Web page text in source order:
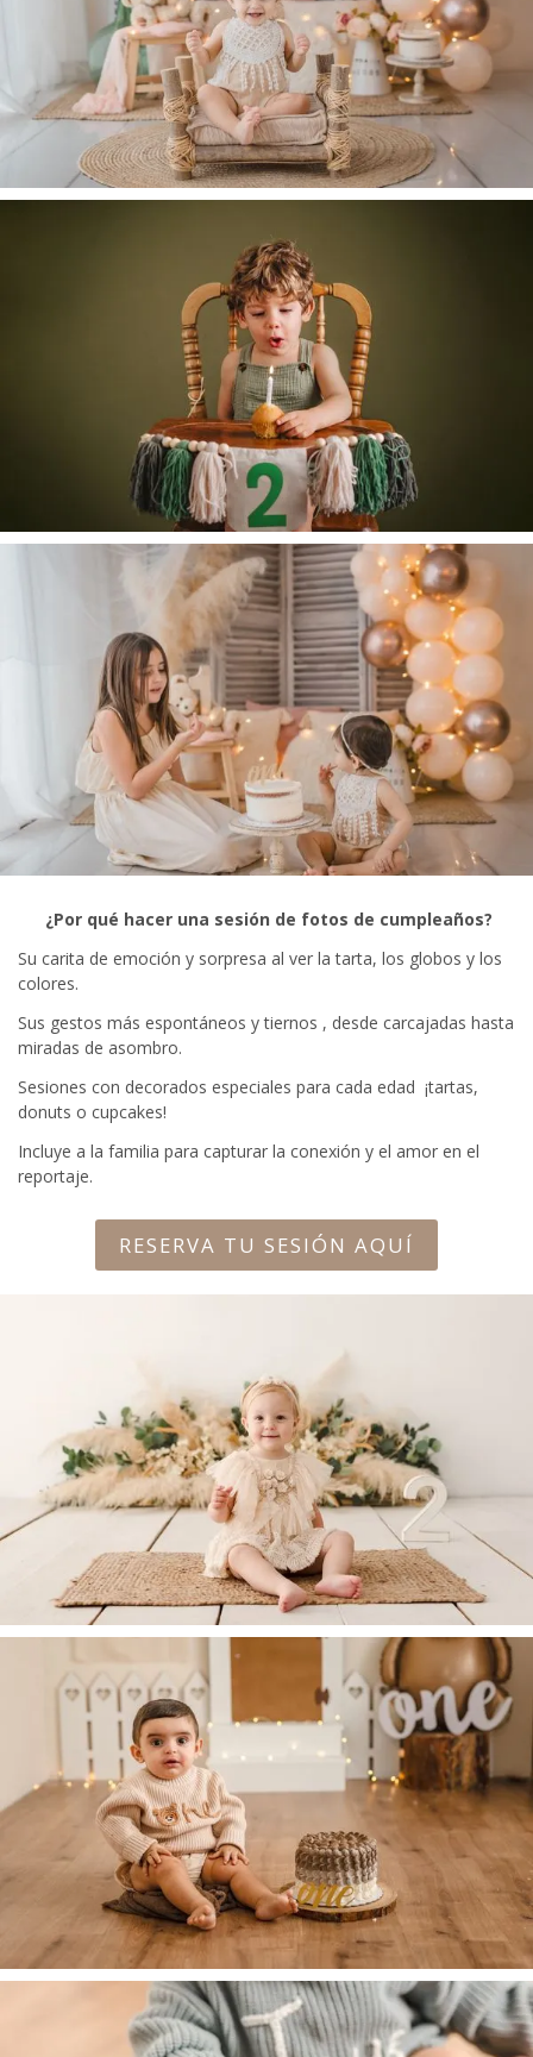
¿Por qué hacer una sesión de fotos de cumpleaños?
Su carita de emoción y sorpresa al ver la tarta, los globos y los
colores.
Sus gestos más espontáneos y tiernos , desde carcajadas hasta
miradas de asombro.
Sesiones con decorados especiales para cada edad ¡tartas,
donuts o cupcakes!
Incluye a la familia para capturar la conexión y el amor en el
reportaje.
RESERVA TU SESIÓN AQUÍ